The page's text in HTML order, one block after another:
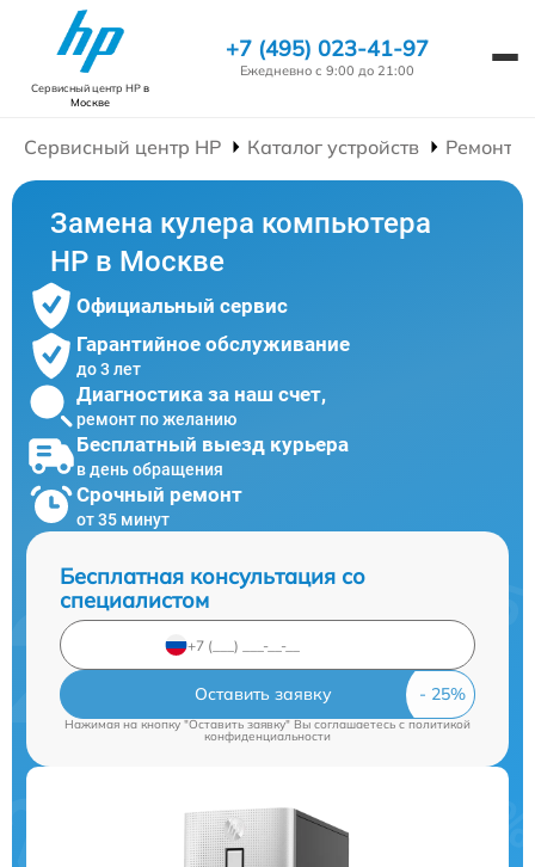
Сервисный центр HPв
Москве
+7 (495) 023-41-97
Ежедневно с 9:00 до 21:00
Сервисный центр HP Каталог устройств Ремонт
Замена кулера компьютера
HP в Москве
Официальный сервис
Гарантийное обслуживание
до 3 лет
Диагностика за наш счет,
ремонт по желанию
Бесплатный выезд курьера
в день обращения
Срочный ремонт
от 35 минут
Бесплатная консультация со
специалистом
Оставить заявку
Нажимая на кнопку "Оставить заявку" Вы соглашаетесь cполитикой
конфиденциальности